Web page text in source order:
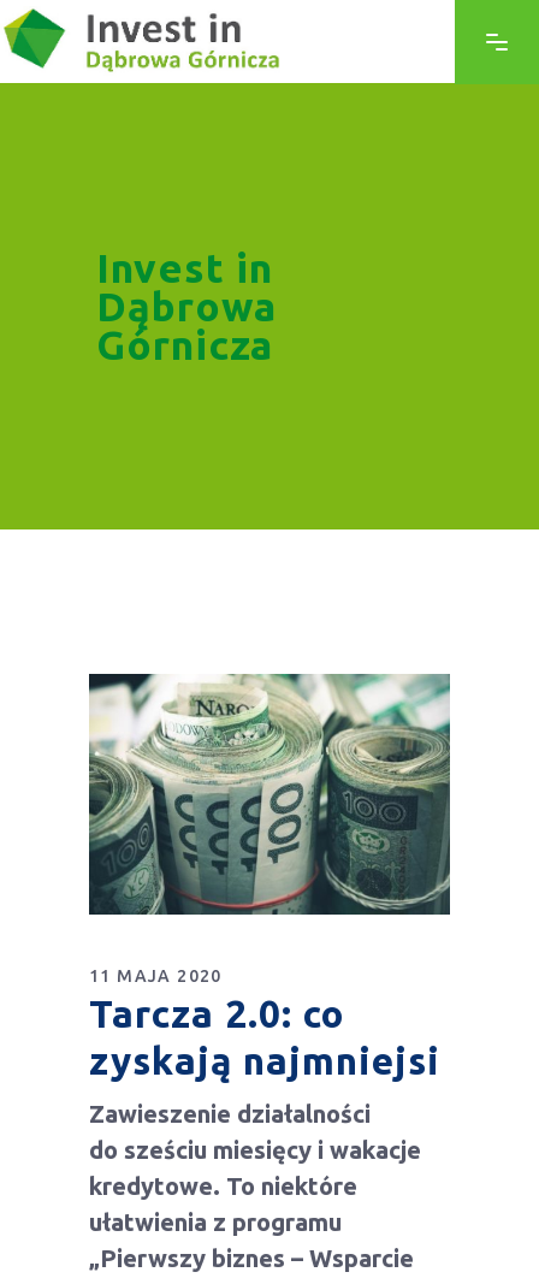
Invest in
Dąbrowa
Górnicza
11 MAJA 2020
Tarcza 2.0: co
zyskają najmniejsi
Zawieszenie działalności
do sześciu miesięcy i wakacje
kredytowe. To niektóre
ułatwienia z programu
„Pierwszy biznes – Wsparcie